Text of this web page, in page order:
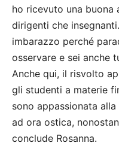
ho ricevuto una buona
dirigenti che insegnanti.
imbarazzo perché
osservare e sei anche
Anche qui, il risvolto
gli studenti a materie
sono appassionata
ad ora ostica,
conclude Rosanna.